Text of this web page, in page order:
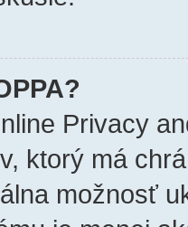
Privacy
ktorý má
možnosť